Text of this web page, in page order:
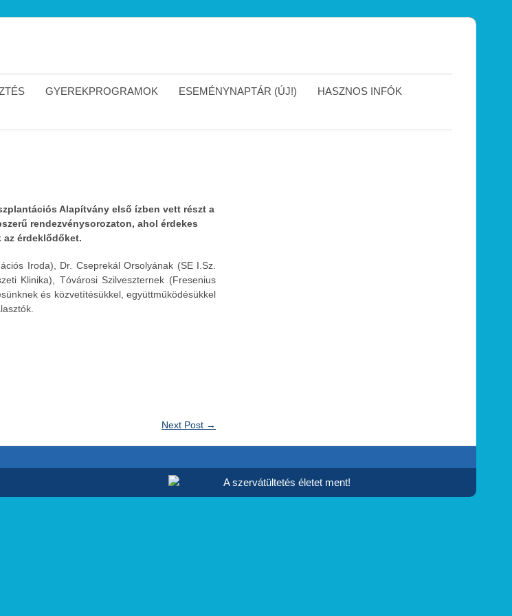
GYEREKPROGRAMOK ESEMÉNYNAPTÁR (ÚJ!)
HASZNOS INFÓK
Alapítvány első ízben vett részt a
rendezvénysorozaton, ahol érdekes
érdeklődőket.
Iroda), Dr. Cseprekál Orsolyának (SE I.Sz.
Klinika), Tóvárosi Szilveszternek (Fresenius
és közvetítésükkel, együttműködésükkel
Next Post →
A szervátültetés életet ment!